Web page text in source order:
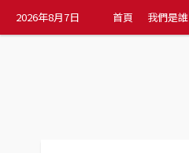
2026年8月7日 首頁 我們是誰